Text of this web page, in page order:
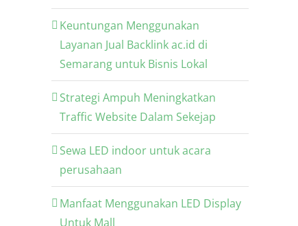
Keuntungan Menggunakan
Layanan Jual Backlink ac.id di
Semarang untuk Bisnis Lokal
Strategi Ampuh Meningkatkan
Traffic Website Dalam Sekejap
Sewa LED indoor untuk acara
perusahaan
Manfaat Menggunakan LED Display
Untuk Mall